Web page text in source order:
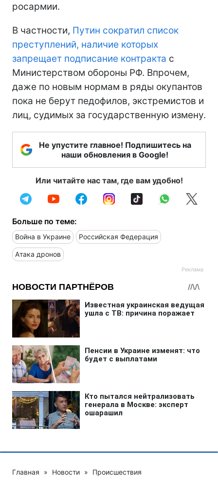
росармии.
В частности, Путин сократил список
преступлений, наличие которых
запрещает подписание контракта с
Министерством обороны РФ. Впрочем,
даже по новым нормам в ряды окупантов
пока не берут педофилов, экстремистов и
лиц, судимых за государственную измену.
Не упустите главное! Подпишитесь на
наши обновления в Google!
Или читайте нас там, где вам удобно!
Больше по теме:
Война в Украине Российская Федерация
Атака дронов
Главная » Новости » Происшествия